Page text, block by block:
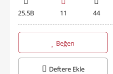
25.5B 11 44
Beğen
Deftere Ekle